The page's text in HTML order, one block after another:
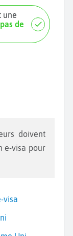
de
e-visa pour
visa